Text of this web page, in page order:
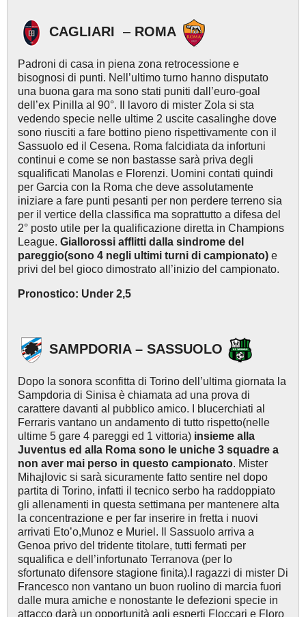
CAGLIARI – ROMA
Padroni di casa in piena zona retrocessione e
bisognosi di punti. Nell’ultimo turno hanno disputato
una buona gara ma sono stati puniti dall’euro-goal
dell’ex Pinilla al 90°. Il lavoro di mister Zola si sta
vedendo specie nelle ultime 2 uscite casalinghe dove
sono riusciti a fare bottino pieno rispettivamente con il
Sassuolo ed il Cesena. Roma falcidiata da infortuni
continui e come se non bastasse sarà priva degli
squalificati Manolas e Florenzi. Uomini contati quindi
per Garcia con la Roma che deve assolutamente
iniziare a fare punti pesanti per non perdere terreno sia
per il vertice della classifica ma soprattutto a difesa del
2° posto utile per la qualificazione diretta in Champions
League. Giallorossi afflitti dalla sindrome del
pareggio(sono 4 negli ultimi turni di campionato) e
privi del bel gioco dimostrato all’inizio del campionato.
Pronostico: Under 2,5
SAMPDORIA – SASSUOLO
Dopo la sonora sconfitta di Torino dell’ultima giornata la
Sampdoria di Sinisa è chiamata ad una prova di
carattere davanti al pubblico amico. I blucerchiati al
Ferraris vantano un andamento di tutto rispetto(nelle
ultime 5 gare 4 pareggi ed 1 vittoria) insieme alla
Juventus ed alla Roma sono le uniche 3 squadre a
non aver mai perso in questo campionato. Mister
Mihajlovic si sarà sicuramente fatto sentire nel dopo
partita di Torino, infatti il tecnico serbo ha raddoppiato
gli allenamenti in questa settimana per mantenere alta
la concentrazione e per far inserire in fretta i nuovi
arrivati Eto’o,Munoz e Muriel. Il Sassuolo arriva a
Genoa privo del tridente titolare, tutti fermati per
squalifica e dell’infortunato Terranova (per lo
sfortunato difensore stagione finita).I ragazzi di mister Di
Francesco non vantano un buon ruolino di marcia fuori
dalle mura amiche e nonostante le defezioni specie in
attacco darà un opportunità agli esperti Floccari e Floro